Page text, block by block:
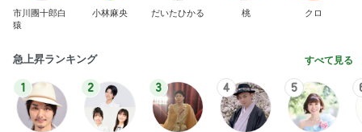
市川團十郎白
猿
小林麻央 だいたひかる 桃 クロ
急上昇ランキング すべて見る
1 2 3 4 5